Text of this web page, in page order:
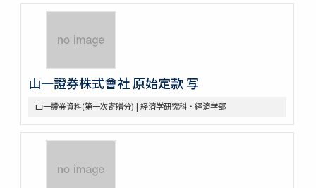
山一證券株式會社 原始定款 写
山一證券資料(第一次寄贈分) | 経済学研究科・経済学部